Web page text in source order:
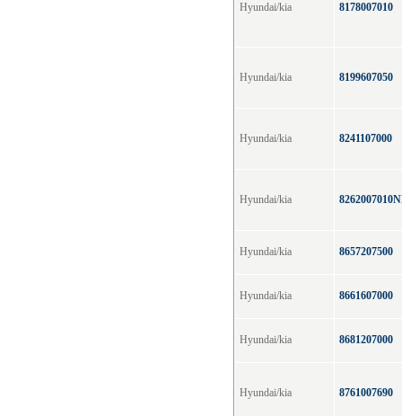
Hyundai/kia 8178007010
Hyundai/kia 8199607050
Hyundai/kia 8241107000
Hyundai/kia
Hyundai/kia 8657207500
Hyundai/kia 8661607000
Hyundai/kia 8681207000
Hyundai/kia 8761007690